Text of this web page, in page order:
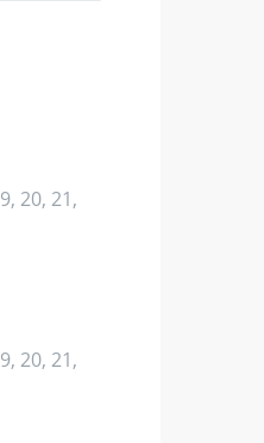
20, 21,
20, 21,